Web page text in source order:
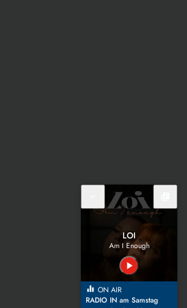
LOI
Am I Enough
play_arrow
equalizer ON AIR
RADIO IN am Samstag